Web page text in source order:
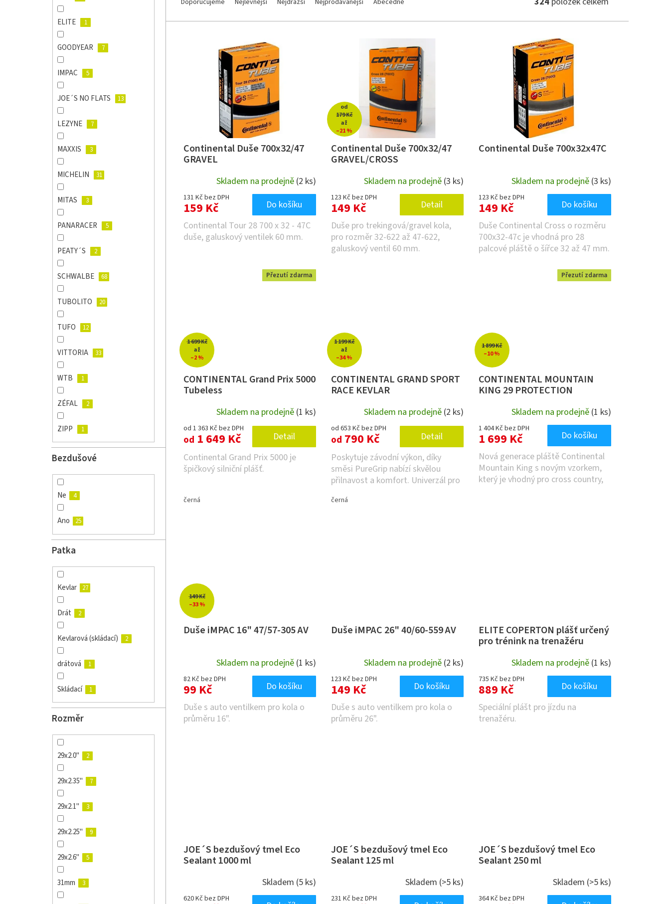
ELITE 1
GOODYEAR 7
IMPAC 5
JOE´S NO FLATS 13
LEZYNE 7
MAXXIS 3
MICHELIN 31
MITAS 3
PANARACER 5
PEATY´S 2
SCHWALBE 68
TUBOLITO 20
TUFO 12
VITTORIA 33
WTB 1
ZÉFAL 2
ZIPP 1
Bezdušové
Ne 4
Ano 25
Patka
Kevlar 27
Drát 2
Kevlarová (skládací) 2
drátová 1
Skládací 1
Rozměr
29x2.0" 2
29x2.35" 7
29x2.1" 3
29x2.25" 9
29x2.6" 5
31mm 3
e
Continental Duše 700x32/47
GRAVEL
Skladem na prodejně (2 ks)
131 Kč bez DPH
159 Kč
Do košíku
Continental Tour 28 700 x 32 - 47C
duše, galuskový ventilek 60 mm.
od
179 Kč
až
–21 %
Continental Duše 700x32/47
GRAVEL/CROSS
Skladem na prodejně (3 ks)
123 Kč bez DPH
149 Kč
Detail
Duše pro trekingová/gravel kola,
pro rozměr 32-622 až 47-622,
galuskový ventil 60 mm.
Continental Duše 700x32x47C
Skladem na prodejně (3 ks)
123 Kč bez DPH
149 Kč
Do košíku
Duše Continental Cross o rozměru
700x32-47c je vhodná pro 28
palcové pláště o šířce 32 až 47 mm.
Přezutí zdarma
1 699 Kč
až
–2 %
CONTINENTAL Grand Prix 5000
Tubeless
Skladem na prodejně (1 ks)
od 1 363 Kč bez DPH
od 1 649 Kč
Detail
Continental Grand Prix 5000 je
špičkový silniční plášť.
černá
1 199 Kč
až
–34 %
CONTINENTAL GRAND SPORT
RACE KEVLAR
Skladem na prodejně (2 ks)
od 653 Kč bez DPH
od 790 Kč
Detail
Poskytuje závodní výkon, díky
směsi PureGrip nabízí skvělou
přilnavost a komfort. Univerzál pro
černá
Přezutí zdarma
1 899 Kč
–10 %
CONTINENTAL MOUNTAIN
KING 29 PROTECTION
Skladem na prodejně (1 ks)
1 404 Kč bez DPH
1 699 Kč
Do košíku
Nová generace pláště Continental
Mountain King s novým vzorkem,
který je vhodný pro cross country,
149 Kč
–33 %
Duše iMPAC 16" 47/57-305 AV
Skladem na prodejně (1 ks)
82 Kč bez DPH
99 Kč
Do košíku
Duše s auto ventilkem pro kola o
průměru 16".
Duše iMPAC 26" 40/60-559 AV
Skladem na prodejně (2 ks)
123 Kč bez DPH
149 Kč
Do košíku
Duše s auto ventilkem pro kola o
průměru 26".
ELITE COPERTON plášť určený
pro trénink na trenažéru
Skladem na prodejně (1 ks)
735 Kč bez DPH
889 Kč
Do košíku
Speciální plášt pro jízdu na
trenažéru.
JOE´S bezdušový tmel Eco
Sealant 1000 ml
Skladem (5 ks)
620 Kč bez DPH
JOE´S bezdušový tmel Eco
Sealant 125 ml
Skladem (>5 ks)
231 Kč bez DPH
JOE´S bezdušový tmel Eco
Sealant 250 ml
Skladem (>5 ks)
364 Kč bez DPH